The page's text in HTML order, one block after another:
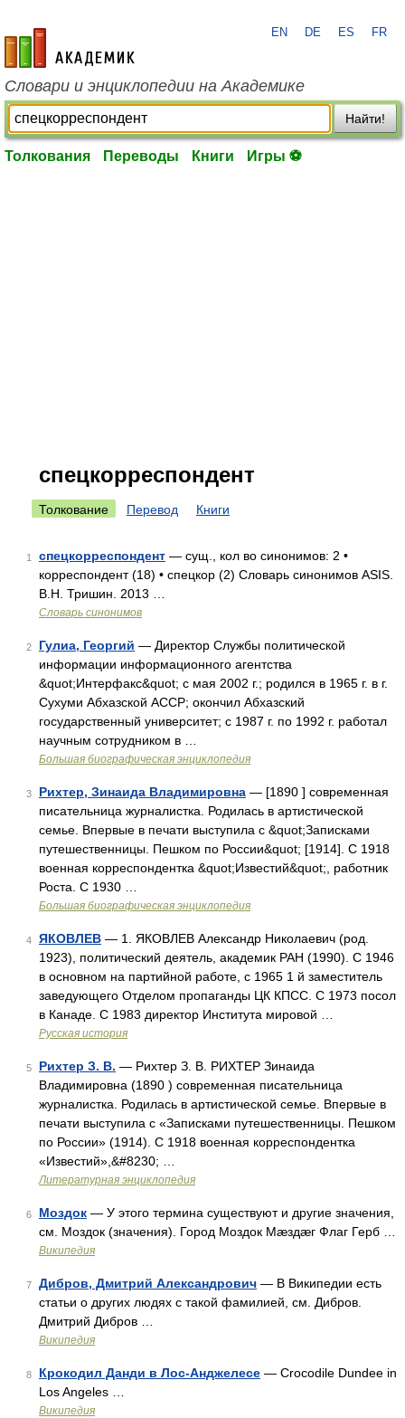
academic.ru
EN DE ES FR
Словари и энциклопедии на Академике
Найти!
Толкования Переводы Книги Игры ⚽
спецкорреспондент
Толкование Перевод Книги
1 спецкорреспондент — сущ., кол во синонимов: 2 •
корреспондент (18) • спецкор (2) Словарь синонимов ASIS.
В.Н. Тришин. 2013 …
Словарь синонимов
2 Гулиа, Георгий — Директор Службы политической
информации информационного агентства
&quot;Интерфакс&quot; с мая 2002 г.; родился в 1965 г. в г.
Сухуми Абхазской АССР; окончил Абхазский
государственный университет; с 1987 г. по 1992 г. работал
научным сотрудником в …
Большая биографическая энциклопедия
3 Рихтер, Зинаида Владимировна — [1890 ] современная
писательница журналистка. Родилась в артистической
семье. Впервые в печати выступила с &quot;Записками
путешественницы. Пешком по России&quot; [1914]. С 1918
военная корреспондентка &quot;Известий&quot;, работник
Роста. С 1930 …
Большая биографическая энциклопедия
4 ЯКОВЛЕВ — 1. ЯКОВЛЕВ Александр Николаевич (род.
1923), политический деятель, академик РАН (1990). С 1946
в основном на партийной работе, с 1965 1 й заместитель
заведующего Отделом пропаганды ЦК КПСС. С 1973 посол
в Канаде. С 1983 директор Института мировой …
Русская история
5 Рихтер З. В. — Рихтер З. В. РИХТЕР Зинаида
Владимировна (1890 ) современная писательница
журналистка. Родилась в артистической семье. Впервые в
печати выступила с «Записками путешественницы. Пешком
по России» (1914). С 1918 военная корреспондентка
«Известий»,&#8230; …
Литературная энциклопедия
6 Моздок — У этого термина существуют и другие значения,
см. Моздок (значения). Город Моздок Мæздæг Флаг Герб …
Википедия
7 Дибров, Дмитрий Александрович — В Википедии есть
статьи о других людях с такой фамилией, см. Дибров.
Дмитрий Дибров …
Википедия
8 Крокодил Данди в Лос-Анджелесе — Crocodile Dundee in
Los Angeles …
Википедия